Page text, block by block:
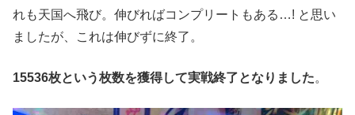
れも天国へ飛び。伸びればコンプリートもある…! と思い
ましたが、これは伸びずに終了。
15536枚という枚数を獲得して実戦終了となりました。